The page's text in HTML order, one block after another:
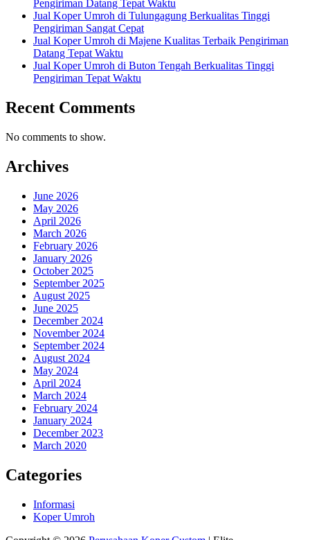
Pengiriman Datang Tepat Waktu
Jual Koper Umroh di Tulungagung Berkualitas Tinggi
Pengiriman Sangat Cepat
Jual Koper Umroh di Majene Kualitas Terbaik Pengiriman
Datang Tepat Waktu
Jual Koper Umroh di Buton Tengah Berkualitas Tinggi
Pengiriman Tepat Waktu
Recent Comments
No comments to show.
Archives
June 2026
May 2026
April 2026
March 2026
February 2026
January 2026
October 2025
September 2025
August 2025
June 2025
December 2024
November 2024
September 2024
August 2024
May 2024
April 2024
March 2024
February 2024
January 2024
December 2023
March 2020
Categories
Informasi
Koper Umroh